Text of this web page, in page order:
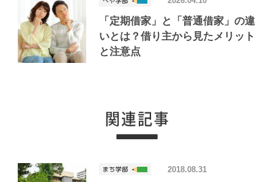
「定期借家」と「普通借家」の違
いとは？借り主から見たメリット
と注意点
2018.08.31